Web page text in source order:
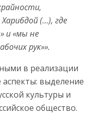
(…), где
и «мы не
рук»».
в реализации
выделение
культуры и
общество.